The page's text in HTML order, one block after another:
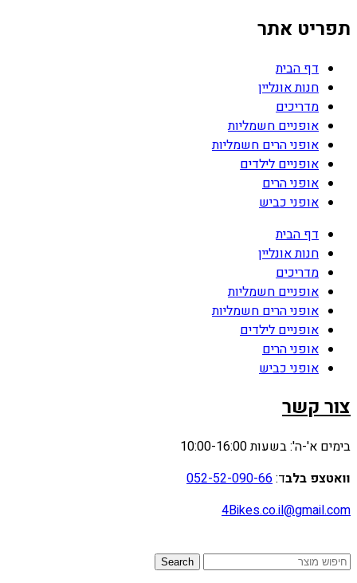
תפריט אתר
דף הבית
חנות אונליין
מדריכים
אופניים חשמליות
אופני הרים חשמליות
אופניים לילדים
אופני הרים
אופני כביש
דף הבית
חנות אונליין
מדריכים
אופניים חשמליות
אופני הרים חשמליות
אופניים לילדים
אופני הרים
אופני כביש
צור קשר
בימים א'-ה': בשעות 10:00-16:00
וואטצפ בלבד:052-52-090-66
4Bikes.co.il@gmail.com
Search